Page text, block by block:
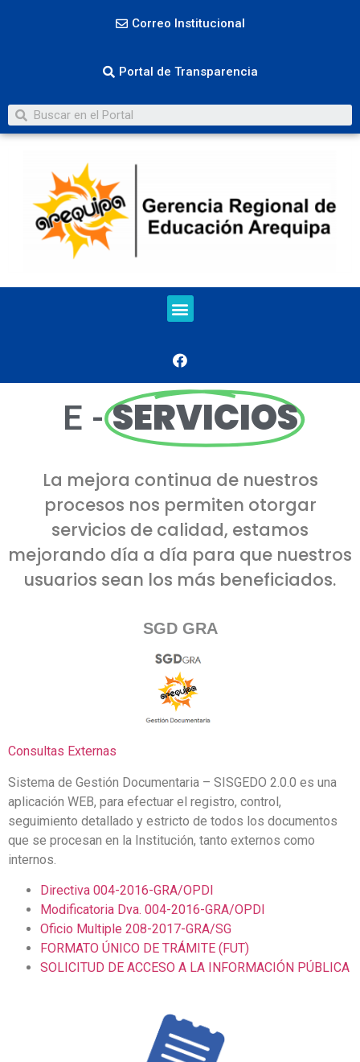
Correo Institucional
Portal de Transparencia
E -SERVICIOS
La mejora continua de nuestros
procesos nos permiten otorgar
servicios de calidad, estamos
mejorando día a día para que nuestros
usuarios sean los más beneficiados.
SGD GRA
Consultas Externas
Sistema de Gestión Documentaria – SISGEDO 2.0.0 es una
aplicación WEB, para efectuar el registro, control,
seguimiento detallado y estricto de todos los documentos
que se procesan en la Institución, tanto externos como
internos.
Directiva 004-2016-GRA/OPDI
Modificatoria Dva. 004-2016-GRA/OPDI
Oficio Multiple 208-2017-GRA/SG
FORMATO ÚNICO DE TRÁMITE (FUT)
SOLICITUD DE ACCESO A LA INFORMACIÓN PÚBLICA